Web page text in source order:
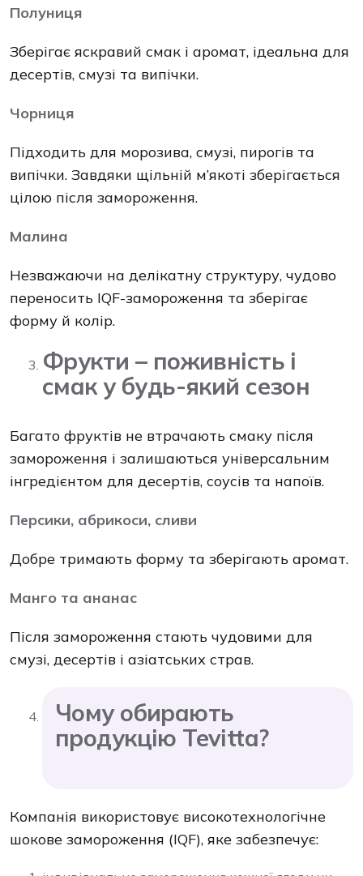
Полуниця
Зберігає яскравий смак і аромат, ідеальна для
десертів, смузі та випічки.
Чорниця
Підходить для морозива, смузі, пирогів та
випічки. Завдяки щільній м’якоті зберігається
цілою після замороження.
Малина
Незважаючи на делікатну структуру, чудово
переносить IQF-замороження та зберігає
форму й колір.
Фрукти – поживність і
смак у будь-який сезон
Багато фруктів не втрачають смаку після
замороження і залишаються універсальним
інгредієнтом для десертів, соусів та напоїв.
Персики, абрикоси, сливи
Добре тримають форму та зберігають аромат.
Манго та ананас
Після замороження стають чудовими для
смузі, десертів і азіатських страв.
Чому обирають
продукцію Tevitta?
Компанія використовує високотехнологічне
шокове замороження (IQF), яке забезпечує: